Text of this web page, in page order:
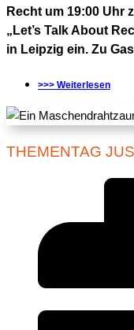
Recht um 19:00 Uhr
„Let’s Talk About
in Leipzig ein. Zu
>>> Weiterlesen
THEMENTAG